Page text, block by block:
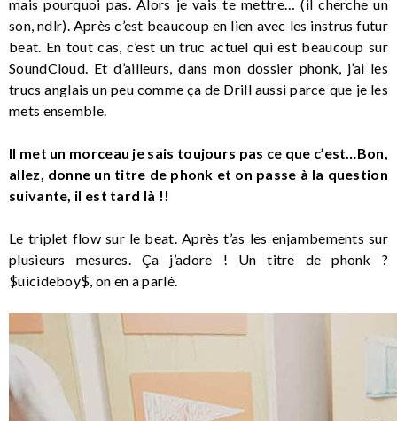
mais pourquoi pas. Alors je vais te mettre… (il cherche un
son, ndlr). Après c’est beaucoup en lien avec les instrus futur
beat. En tout cas, c’est un truc actuel qui est beaucoup sur
SoundCloud. Et d’ailleurs, dans mon dossier phonk, j’ai les
trucs anglais un peu comme ça de Drill aussi parce que je les
mets ensemble.
Il met un morceau je sais toujours pas ce que c’est…Bon,
allez, donne un titre de phonk et on passe à la question
suivante, il est tard là !!
Le triplet flow sur le beat. Après t’as les enjambements sur
plusieurs mesures. Ça j’adore ! Un titre de phonk ?
$uicideboy$, on en a parlé.